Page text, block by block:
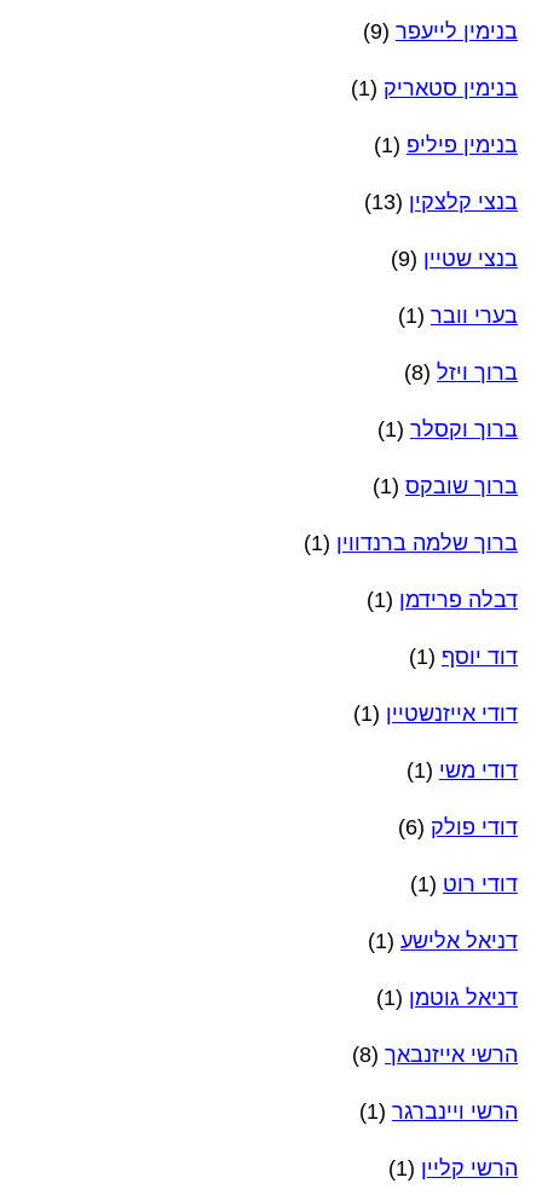
בנימין לייעפר (9)
בנימין סטאריק (1)
בנימין פיליפ (1)
בנצי קלצקין (13)
בנצי שטיין (9)
בערי וובר (1)
ברוך ויזל (8)
ברוך וקסלר (1)
ברוך שובקס (1)
ברוך שלמה ברנדווין (1)
דבלה פרידמן (1)
דוד יוסף (1)
דודי אייזנשטיין (1)
דודי משי (1)
דודי פולק (6)
דודי רוט (1)
דניאל אלישע (1)
דניאל גוטמן (1)
הרשי אייזנבאך (8)
הרשי ויינברגר (1)
הרשי קליין (1)